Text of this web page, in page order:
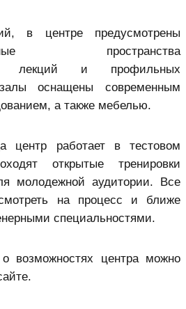
в центре предусмотрены
пространства
лекций и профильных
оснащены современным
а также мебелью.
центр работает в тестовом
открытые тренировки
молодежной аудитории. Все
на процесс и ближе
специальностями.
возможностях центра можно